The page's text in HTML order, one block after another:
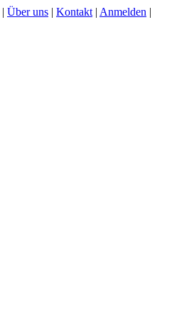
| Über uns | Kontakt | Anmelden |